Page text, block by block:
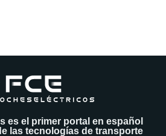
es el primer portal en español
las tecnologías de transporte